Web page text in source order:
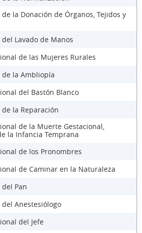
la Donación de Órganos, Tejidos y
Lavado de Manos
de las Mujeres Rurales
la Ambliopía
del Bastón Blanco
la Reparación
de la Muerte Gestacional,
la Infancia Temprana
de los Pronombres
de Caminar en la Naturaleza
Pan
Anestesiólogo
del Jefe